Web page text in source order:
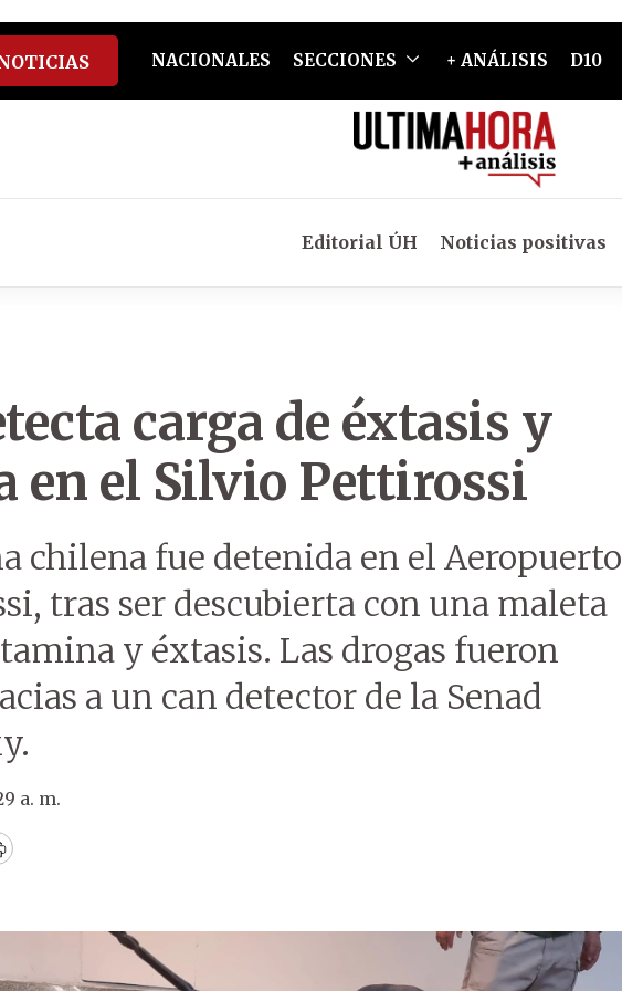
NACIONALES SECCIONES + ANÁLISIS D10
Editorial ÚH Noticias positivas
carga de éxtasis y
en el Silvio Pettirossi
chilena fue detenida en el Aeropuerto
tras ser descubierta con una maleta
y éxtasis. Las drogas fueron
a un can detector de la Senad
a. m.